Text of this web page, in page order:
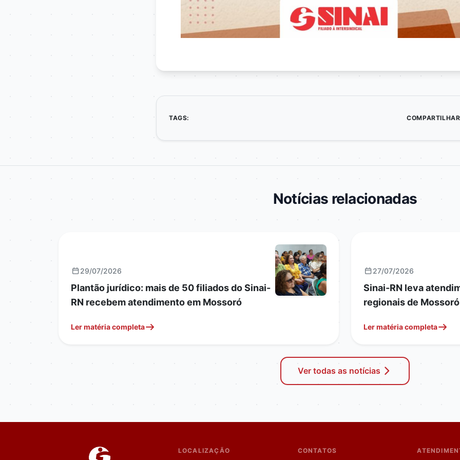
TAGS:
Notícias relacionadas
29/07/2026
Plantão jurídico: mais de 50 filiados do Sinai-
RN recebem atendimento em Mossoró
Ler matéria completa
27/07/2026
Sinai-RN leva
regionais de
Ler matéria completa
Ver todas as notícias
LOCALIZAÇÃO CONTATOS